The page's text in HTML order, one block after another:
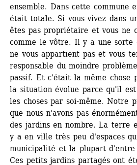
ensemble. Dans cette commune
était totale. Si vous vivez dans
êtes pas propriétaire et vous ne
comme le vôtre. Il y a une
ne vous appartient pas et vous
responsable du moindre
passif. Et c'était la même chose
la situation évolue parce qu'il
les choses par soi-même. Notre
que nous n'avons pas
des jardins en nombre. La terre
y a en ville très peu d'espaces
municipalité et la plupart d'entre
Ces petits jardins partagés ont